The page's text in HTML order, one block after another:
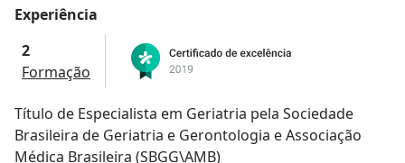
Experiência
2
Formação
Título de Especialista em Geriatria pela Sociedade
Brasileira de Geriatria e Gerontologia e Associação
Médica Brasileira (SBGG\AMB)